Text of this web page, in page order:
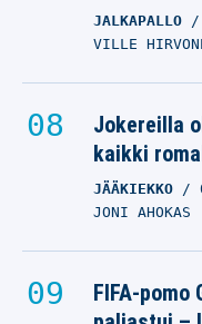
JALKAPALLO
VILLE
Jokereilla
kaikki
JÄÄKIEKKO
JONI AHOKAS
FIFA-